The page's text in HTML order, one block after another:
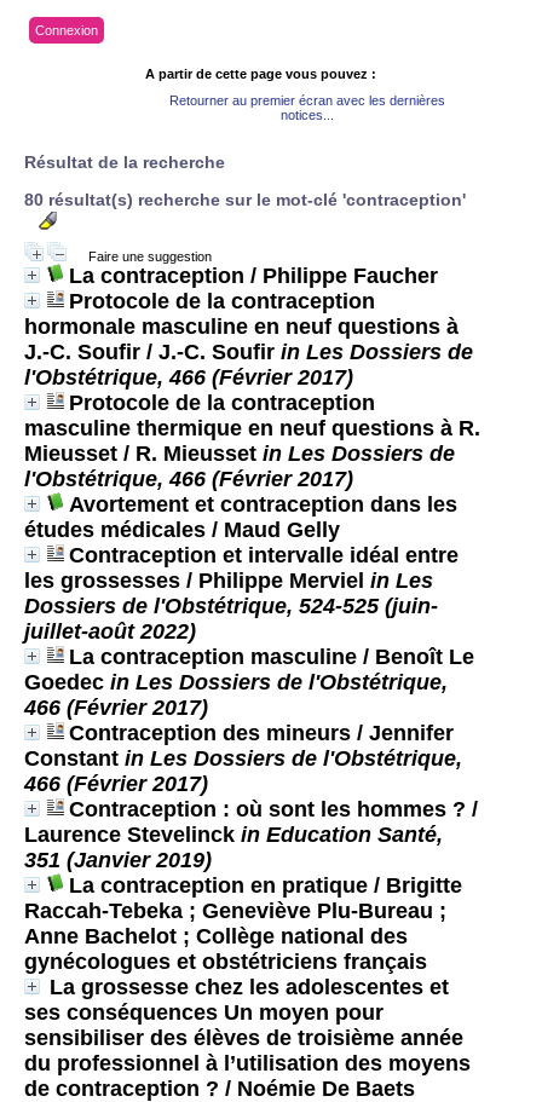
Connexion
A partir de cette page vous pouvez :
Retourner au premier écran avec les dernières
notices...
Résultat de la recherche
80 résultat(s) recherche sur le mot-clé 'contraception'
Faire une suggestion
La contraception / Philippe Faucher
Protocole de la contraception
hormonale masculine en neuf questions à
J.-C. Soufir / J.-C. Soufir in Les Dossiers de
l'Obstétrique, 466 (Février 2017)
Protocole de la contraception
masculine thermique en neuf questions à R.
Mieusset / R. Mieusset in Les Dossiers de
l'Obstétrique, 466 (Février 2017)
Avortement et contraception dans les
études médicales / Maud Gelly
Contraception et intervalle idéal entre
les grossesses / Philippe Merviel in Les
Dossiers de l'Obstétrique, 524-525 (juin-
juillet-août 2022)
La contraception masculine / Benoît Le
Goedec in Les Dossiers de l'Obstétrique,
466 (Février 2017)
Contraception des mineurs / Jennifer
Constant in Les Dossiers de l'Obstétrique,
466 (Février 2017)
Contraception : où sont les hommes ? /
Laurence Stevelinck in Education Santé,
351 (Janvier 2019)
La contraception en pratique / Brigitte
Raccah-Tebeka ; Geneviève Plu-Bureau ;
Anne Bachelot ; Collège national des
gynécologues et obstétriciens français
La grossesse chez les adolescentes et
ses conséquences Un moyen pour
sensibiliser des élèves de troisième année
du professionnel à l’utilisation des moyens
de contraception ? / Noémie De Baets